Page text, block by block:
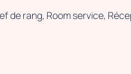
de rang, Room service,